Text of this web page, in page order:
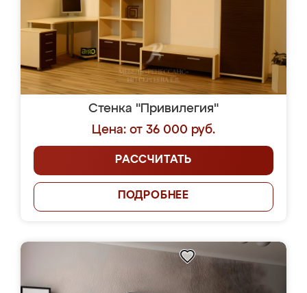
Стенка "Привилегия"
Цена: от 36 000 руб.
РАССЧИТАТЬ
ПОДРОБНЕЕ